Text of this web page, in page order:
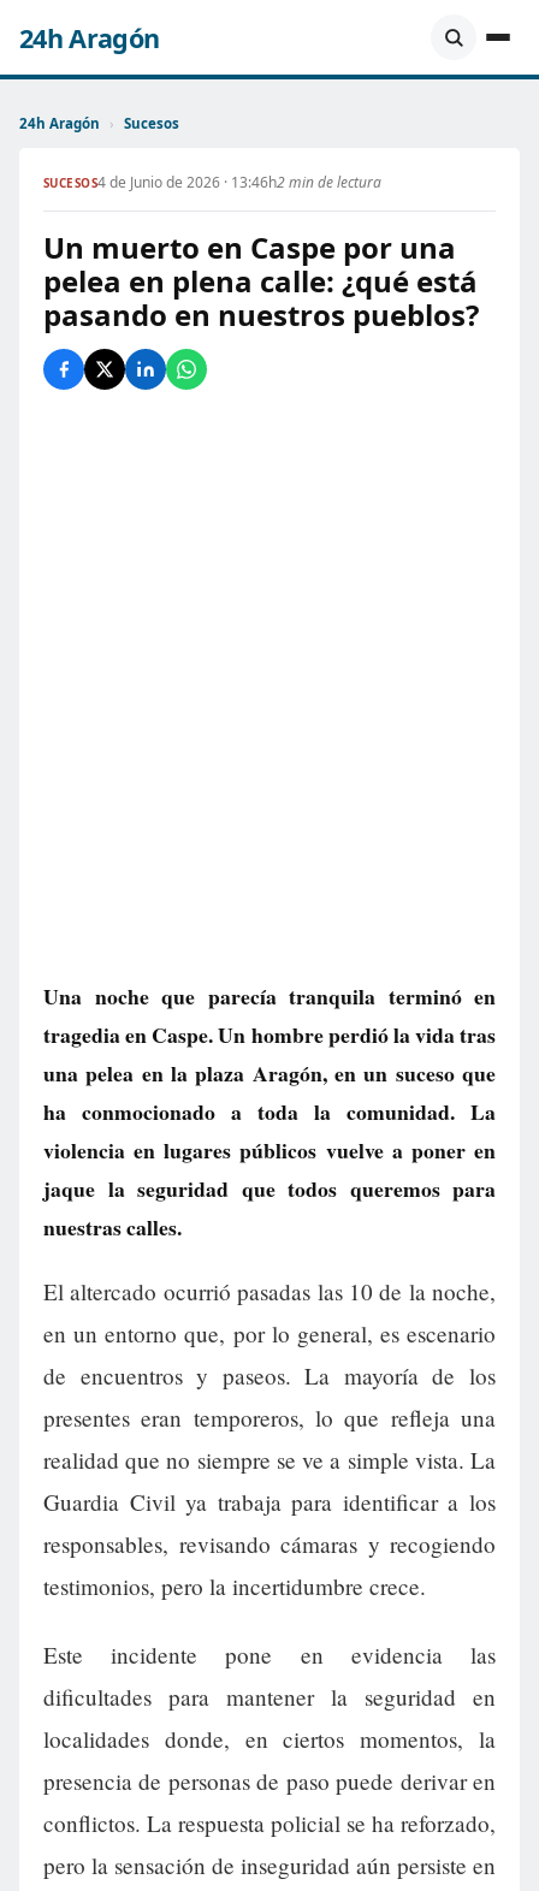
24h Aragón
24h Aragón › Sucesos
SUCESOS4 de Junio de 2026 · 13:46h2 min de lectura
Un muerto en Caspe por una
pelea en plena calle: ¿qué está
pasando en nuestros pueblos?
Una noche que parecía tranquila terminó en
tragedia en Caspe. Un hombre perdió la vida tras
una pelea en la plaza Aragón, en un suceso que
ha conmocionado a toda la comunidad. La
violencia en lugares públicos vuelve a poner en
jaque la seguridad que todos queremos para
nuestras calles.
El altercado ocurrió pasadas las 10 de la noche,
en un entorno que, por lo general, es escenario
de encuentros y paseos. La mayoría de los
presentes eran temporeros, lo que refleja una
realidad que no siempre se ve a simple vista. La
Guardia Civil ya trabaja para identificar a los
responsables, revisando cámaras y recogiendo
testimonios, pero la incertidumbre crece.
Este incidente pone en evidencia las
dificultades para mantener la seguridad en
localidades donde, en ciertos momentos, la
presencia de personas de paso puede derivar en
conflictos. La respuesta policial se ha reforzado,
pero la sensación de inseguridad aún persiste en